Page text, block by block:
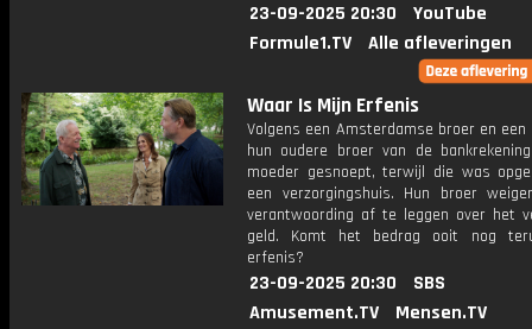
23-09-2025 20:30
YouTube
Formule1.TV
Alle afleveringen
Waar Is Mijn Erfenis
Volgens een Amsterdamse broer en
hun oudere broer van de
moeder gesnoept, terwijl die was
een verzorgingshuis. Hun broer
verantwoording af te leggen over het
geld. Komt het bedrag ooit nog
erfenis?
23-09-2025 20:30
SBS
Amusement.TV
Mensen.TV